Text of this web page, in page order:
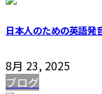
日本人のための英語発
8月 23, 2025
ブログ